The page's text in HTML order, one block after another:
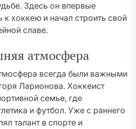
Здесь он впервые
к хоккею и начал строить свой
славе.
атмосфера
всегда были важными
Ларионова. Хоккеист
семье, где
и футбол. Уже с раннего
талант в спорте и